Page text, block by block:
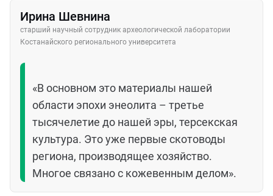
Ирина Шевнина
старший научный сотрудник археологической лаборатории
Костанайского регионального университета
«В основном это материалы нашей
области эпохи энеолита – третье
тысячелетие до нашей эры, терсекская
культура. Это уже первые скотоводы
региона, производящее хозяйство.
Многое связано с кожевенным делом».